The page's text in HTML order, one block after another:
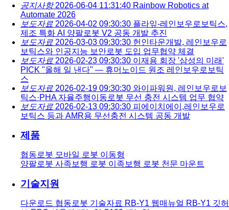
공지사항 2026-06-04 11:31:40 Rainbow Robotics at
Automate 2026
보도자료 2026-04-02 09:30:30 플라잎-레인보우로보틱스,
제조 특화 AI 양팔로봇 V2 공동 개발 추진
보도자료 2026-03-03 09:30:30 헌인타운개발, 레인보우로
보틱스와 인공지능 보안로봇 도입 업무협약 체결
보도자료 2026-02-23 09:30:30 이재용 회장 '삼성의 미래'
PICK "올해 일 낸다" — 휴머노이드 원조 레인보우로보틱
스
보도자료 2026-02-19 09:30:30 와이파워원, 레인보우로보
틱스·PHA 자율주행이동로봇 무선 충전 시스템 업무 협약
보도자료 2026-02-13 09:30:30 피에이치에이,레인보우로
보틱스 등과 AMR용 무선충전 시스템 공동 개발
제품
협동로봇 모바일 로봇 이동형
양팔로봇 사족보행 로봇 이족보행 로봇 천문 마운트
기술지원
다운로드 협동로봇 기술자료 RB-Y1 웹매뉴얼 RB-Y1 깃허